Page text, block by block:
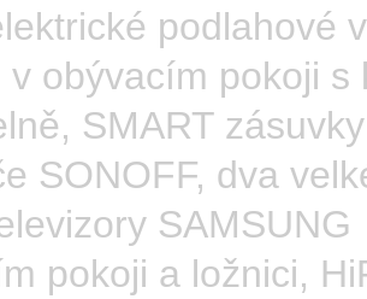
podlahové
v obývacím pokoji s
SMART zásuvky
SONOFF, dva
SAMSUNG
pokoji a ložnici,